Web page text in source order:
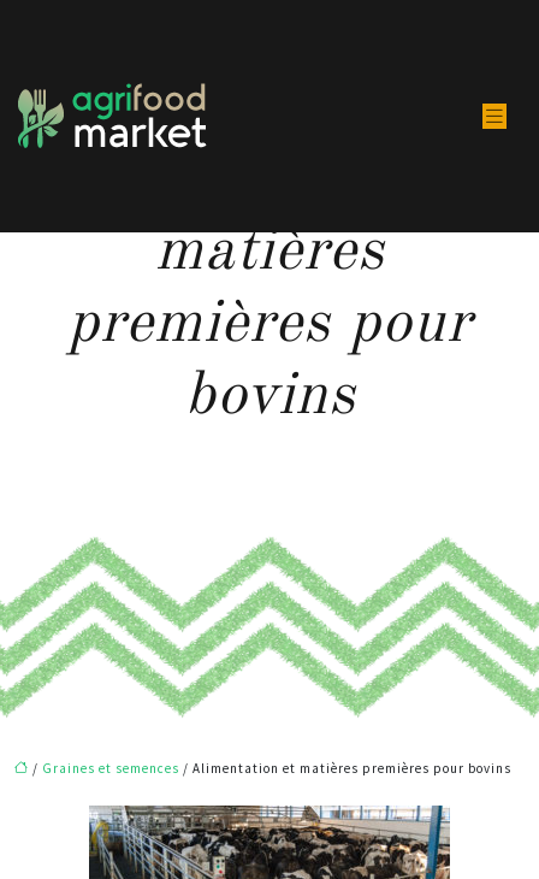
matières
premières pour
bovins
/ Graines et semences / Alimentation et matières premières pour bovins